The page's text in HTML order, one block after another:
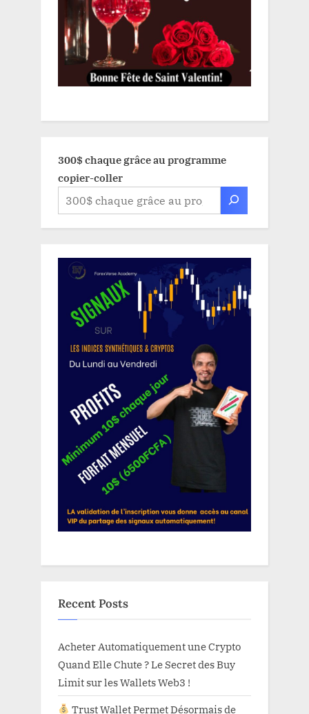
300$ chaque grâce au programme
copier-coller
Recent Posts
Acheter Automatiquement une Crypto
Quand Elle Chute ? Le Secret des Buy
Limit sur les Wallets Web3 !
Trust Wallet Permet Désormais de